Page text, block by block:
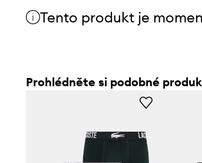
Tento produkt je
Prohlédněte si podobné